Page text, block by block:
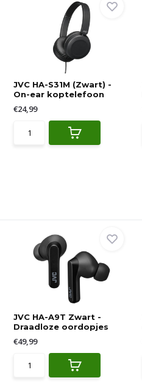
JVC HA-S31M (Zwart) -
On-ear koptelefoon
€24,99
JVC HA-A9T Zwart -
Draadloze oordopjes
€49,99